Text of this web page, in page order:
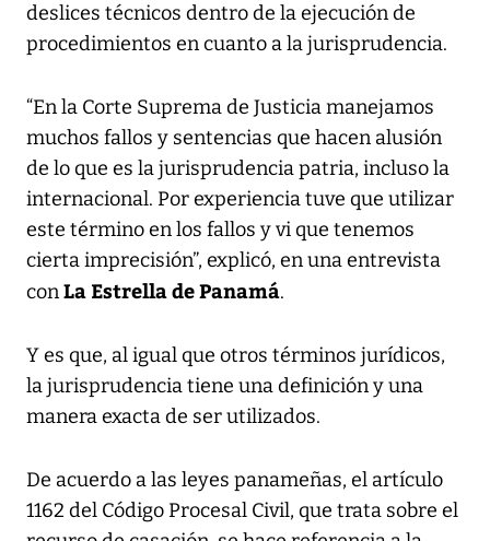
deslices técnicos dentro de la ejecución de
procedimientos en cuanto a la jurisprudencia.
“En la Corte Suprema de Justicia manejamos
muchos fallos y sentencias que hacen alusión
de lo que es la jurisprudencia patria, incluso la
internacional. Por experiencia tuve que utilizar
este término en los fallos y vi que tenemos
cierta imprecisión”, explicó, en una entrevista
conLa Estrella de Panamá.
Y es que, al igual que otros términos jurídicos,
la jurisprudencia tiene una definición y una
manera exacta de ser utilizados.
De acuerdo a las leyes panameñas, el artículo
1162 del Código Procesal Civil, que trata sobre el